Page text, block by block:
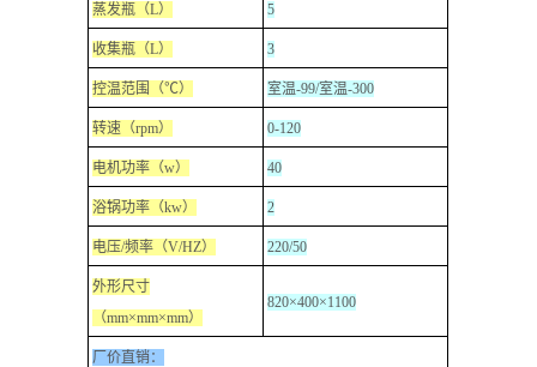
药物透皮实验仪
不锈钢常压反应釜
蒸发瓶（L） 5
收集瓶（L） 3
控温范围（℃） 室温-99/室温-300
转速（rpm） 0-120
电机功率（w） 40
浴锅功率（kw） 2
电压/频率（V/HZ） 220/50
外形尺寸
（mm×mm×mm）
820×400×1100
厂价直销：